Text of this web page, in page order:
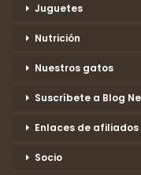
Juguetes
Nutrición
Nuestros gatos
Suscríbete a Blog
Enlaces de afiliados
Socio